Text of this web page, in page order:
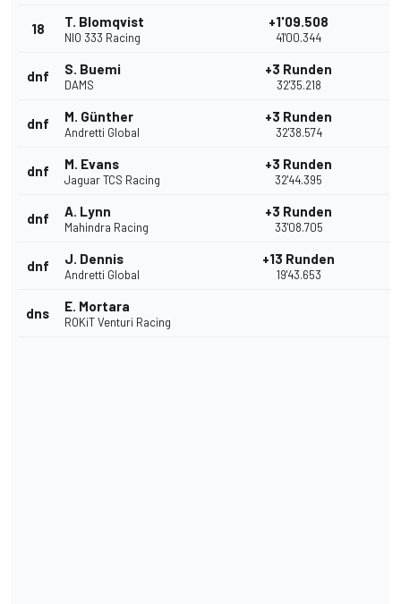
18 T. Blomqvist
NIO 333 Racing
+1'09.508
41'00.344
dnf S. Buemi
DAMS
+3 Runden
32'35.218
dnf M. Günther
Andretti Global
+3 Runden
32'38.574
dnf M. Evans
Jaguar TCS Racing
+3 Runden
32'44.395
dnf A. Lynn
Mahindra Racing
+3 Runden
33'08.705
dnf J. Dennis
Andretti Global
+13 Runden
19'43.653
dns E. Mortara
ROKiT Venturi Racing